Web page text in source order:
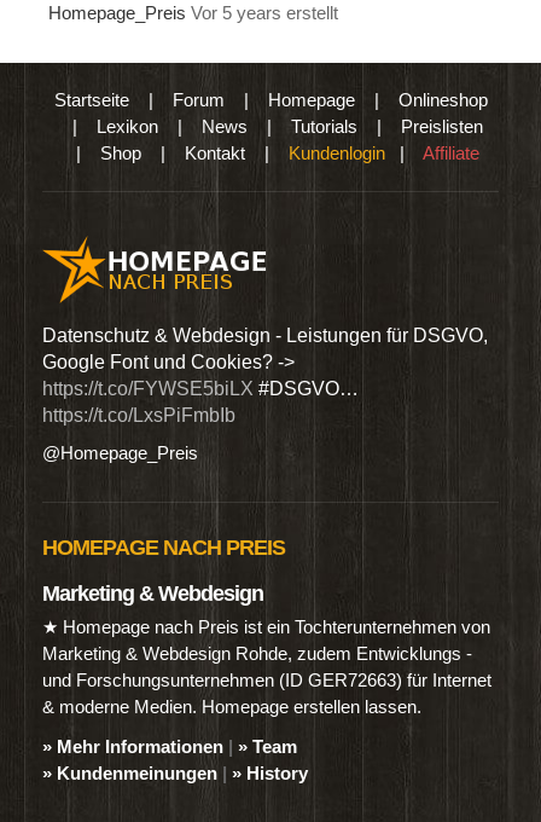
Homepage_Preis Vor 5 years erstellt
Startseite| Forum | Homepage| Onlineshop
| Lexikon | News | Tutorials | Preislisten
| Shop | Kontakt | Kundenlogin | Affiliate
Datenschutz & Webdesign - Leistungen für DSGVO,
Google Font und Cookies? ->
https://t.co/FYWSE5biLX #DSGVO…
https://t.co/LxsPiFmbIb
@Homepage_Preis
HOMEPAGE NACH PREIS
Marketing & Webdesign
★ Homepage nach Preis ist ein Tochterunternehmen von
Marketing & Webdesign Rohde, zudem Entwicklungs -
und Forschungsunternehmen (ID GER72663) für Internet
& moderne Medien. Homepage erstellen lassen.
» Mehr Informationen | » Team
» Kundenmeinungen | » History